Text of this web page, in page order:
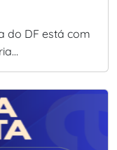
do DF está com